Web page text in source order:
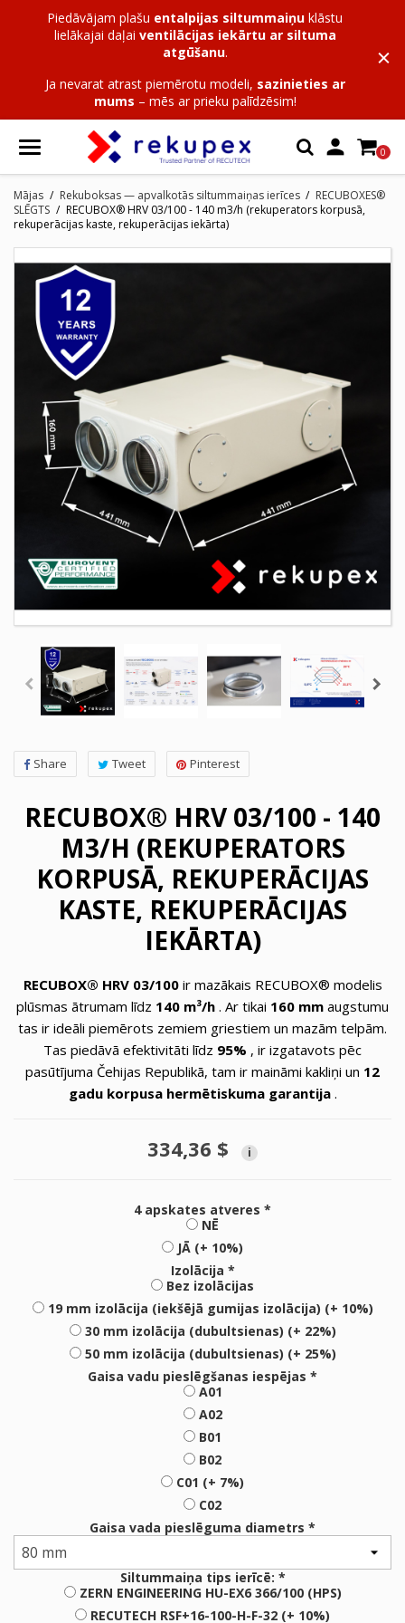
Piedāvājam plašu entalpijas siltummaiņu klāstu
lielākajai daļai ventilācijas iekārtu ar siltuma
atgūšanu.
Ja nevarat atrast piemērotu modeli, sazinieties ar
mums – mēs ar prieku palīdzēsim!
 0
Mājas Rekuboksas — apvalkotās siltummaiņas ierīces
RECUBOXES®
SLĒGTS
RECUBOX® HRV 03/100 - 140 m3/h (rekuperators korpusā,
rekuperācijas kaste, rekuperācijas iekārta)
Share Tweet Pinterest
RECUBOX® HRV 03/100 - 140
M3/H (REKUPERATORS
KORPUSĀ, REKUPERĀCIJAS
KASTE, REKUPERĀCIJAS
IEKĀRTA)
RECUBOX® HRV 03/100ir mazākais RECUBOX® modelis
plūsmas ātrumam līdz 140 m³/h . Ar tikai 160 mm augstumu
tas ir ideāli piemērots zemiem griestiem un mazām telpām.
Tas piedāvā efektivitāti līdz 95% , ir izgatavots pēc
pasūtījuma Čehijas Republikā, tam ir maināmi kakliņi un 12
gadu korpusa hermētiskuma garantija.
334,36 $ i
4 apskates atveres *
NĒ
JĀ (+ 10%)
Izolācija *
Bez izolācijas
19 mm izolācija (iekšējā gumijas izolācija) (+ 10%)
30 mm izolācija (dubultsienas) (+ 22%)
50 mm izolācija (dubultsienas) (+ 25%)
Gaisa vadu pieslēgšanas iespējas *
A01
A02
B01
B02
C01 (+ 7%)
C02
Gaisa vada pieslēguma diametrs *
Siltummaiņa tips ierīcē: *
ZERN ENGINEERING HU-EX6 366/100 (HPS)
RECUTECH RSF+16-100-H-F-32 (+ 10%)